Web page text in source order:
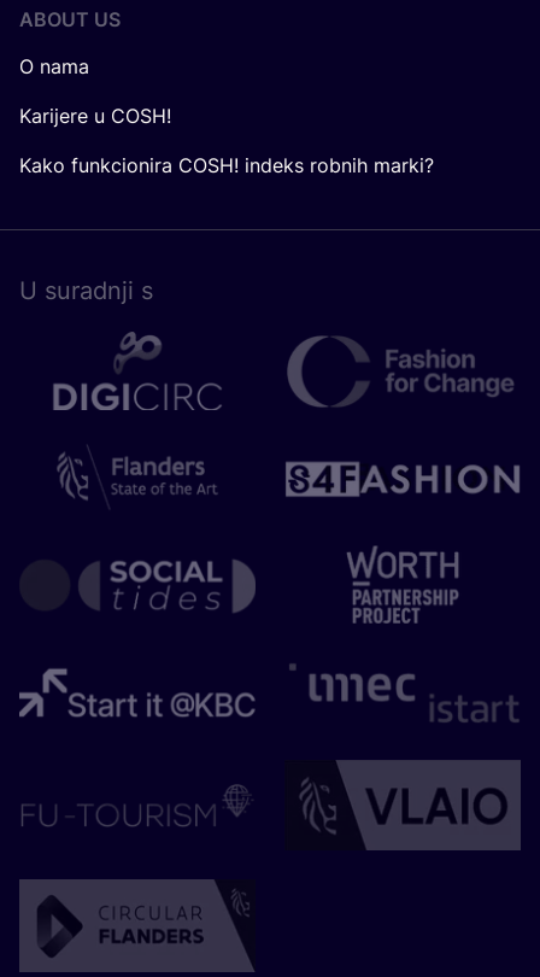
ABOUT US
O nama
Karijere u COSH!
Kako funkcionira COSH! indeks robnih marki?
U surad­nji s